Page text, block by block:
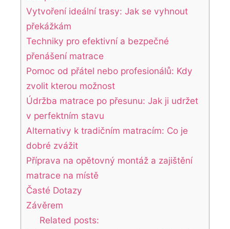
Vytvoření ideální trasy: Jak se vyhnout
překážkám
Techniky pro efektivní a bezpečné
přenášení matrace
Pomoc od přátel nebo profesionálů: Kdy
zvolit kterou možnost
Údržba matrace po přesunu: Jak ji udržet
v perfektním stavu
Alternativy k tradičním matracím: Co je
dobré zvážit
Příprava na opětovný montáž a zajištění
matrace na místě
Časté Dotazy
Závěrem
Related posts: